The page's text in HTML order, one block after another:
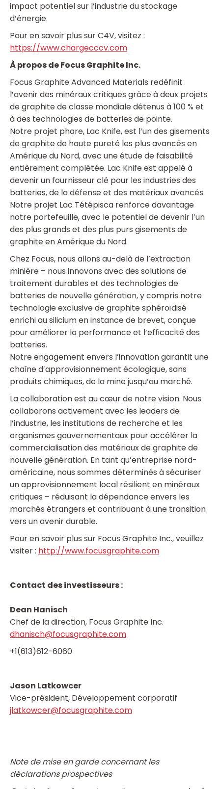
impact potentiel sur l’industrie du stockage
d’énergie.
Pour en savoir plus sur C4V, visitez :
https://www.chargecccv.com
À propos de Focus Graphite Inc.
Focus Graphite Advanced Materials redéfinit
l’avenir des minéraux critiques grâce à deux projets
de graphite de classe mondiale détenus à 100 % et
à des technologies de batteries de pointe.
Notre projet phare, Lac Knife, est l’un des gisements
de graphite de haute pureté les plus avancés en
Amérique du Nord, avec une étude de faisabilité
entièrement complétée. Lac Knife est appelé à
devenir un fournisseur clé pour les industries des
batteries, de la défense et des matériaux avancés.
Notre projet Lac Tétépisca renforce davantage
notre portefeuille, avec le potentiel de devenir l’un
des plus grands et des plus purs gisements de
graphite en Amérique du Nord.
Chez Focus, nous allons au-delà de l’extraction
minière – nous innovons avec des solutions de
traitement durables et des technologies de
batteries de nouvelle génération, y compris notre
technologie exclusive de graphite sphéroïdisé
enrichi au silicium en instance de brevet, conçue
pour améliorer la performance et l’efficacité des
batteries.
Notre engagement envers l’innovation garantit une
chaîne d’approvisionnement écologique, sans
produits chimiques, de la mine jusqu’au marché.
La collaboration est au cœur de notre vision. Nous
collaborons activement avec les leaders de
l’industrie, les institutions de recherche et les
organismes gouvernementaux pour accélérer la
commercialisation des matériaux de graphite de
nouvelle génération. En tant qu’entreprise nord-
américaine, nous sommes déterminés à sécuriser
un approvisionnement local résilient en minéraux
critiques – réduisant la dépendance envers les
marchés étrangers et contribuant à une transition
vers un avenir durable.
Pour en savoir plus sur Focus Graphite Inc., veuillez
visiter : http://www.focusgraphite.com
Contact des investisseurs :
Dean Hanisch
Chef de la direction, Focus Graphite Inc.
dhanisch@focusgraphite.com
+1(613)612-6060
Jason Latkowcer
Vice-président, Développement corporatif
jlatkowcer@focusgraphite.com
Note de mise en garde concernant les
déclarations prospectives